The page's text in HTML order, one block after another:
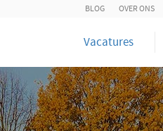
BLOG OVER ONS
Vacatures